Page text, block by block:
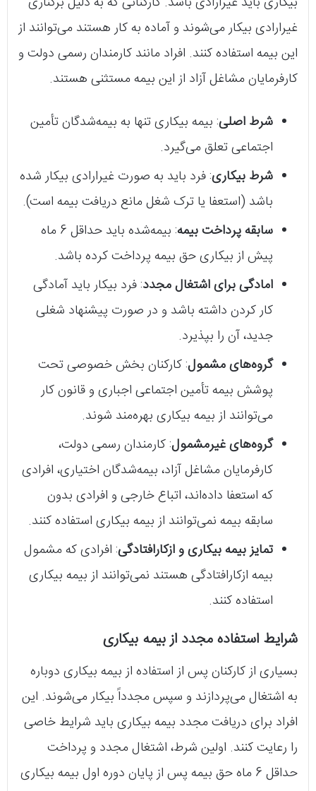
غیرارادی بیکار می‌شوند و آماده به کار هستند می‌توانند از
این بیمه استفاده کنند. افراد مانند کارمندان رسمی دولت و
کارفرمایان مشاغل آزاد از این بیمه مستثنی هستند.
شرط اصلی: بیمه بیکاری تنها به بیمه‌شدگان تأمین
اجتماعی تعلق می‌گیرد.
شرط بیکاری: فرد باید به صورت غیرارادی بیکار شده
باشد (استعفا یا ترک شغل مانع دریافت بیمه است).
سابقه پرداخت بیمه
: بیمه‌شده باید حداقل 6 ماه
پیش از بیکاری حق بیمه پرداخت کرده باشد.
امادگی برای اشتغال مجدد: فرد بیکار باید آمادگی
کار کردن داشته باشد و در صورت پیشنهاد شغلی
جدید، آن را بپذیرد.
گروه‌های مشمول: کارکنان بخش خصوصی تحت
پوشش بیمه تأمین اجتماعی اجباری و قانون کار
می‌توانند از بیمه بیکاری بهره‌مند شوند.
گروه‌های غیرمشمول: کارمندان رسمی دولت،
کارفرمایان مشاغل آزاد، بیمه‌شدگان اختیاری، افرادی
که استعفا داده‌اند، اتباع خارجی و افرادی بدون
سابقه بیمه نمی‌توانند از بیمه بیکاری استفاده کنند.
تمایز بیمه بیکاری و ازکارافتادگی: افرادی که مشمول
بیمه ازکارافتادگی هستند نمی‌توانند از بیمه بیکاری
استفاده کنند.
شرایط استفاده مجدد از بیمه بیکاری
بسیاری از کارکنان پس از استفاده از بیمه بیکاری دوباره
به اشتغال می‌پردازند و سپس مجدداً بیکار می‌شوند. این
افراد برای دریافت مجدد بیمه بیکاری باید شرایط خاصی
را رعایت کنند. اولین شرط، اشتغال مجدد و پرداخت
حداقل 6 ماه حق بیمه پس از پایان دوره اول بیمه بیکاری